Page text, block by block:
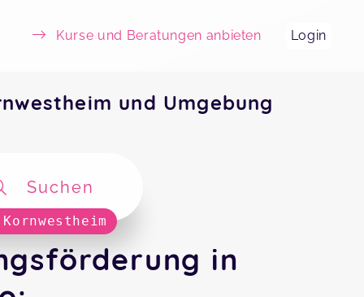
Kurse und Beratungen anbieten Login
und Umgebung
Suchen
in